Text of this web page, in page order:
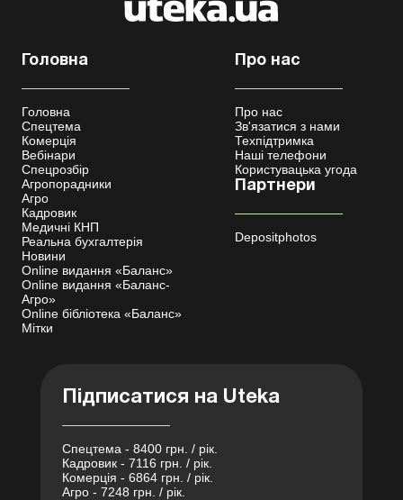
Головна
Головна
Спецтема
Комерція
Вебінари
Спецрозбір
Агропорадники
Агро
Кадровик
Медичні КНП
Реальна бухгалтерія
Новини
Online видання «Баланс»
Online видання «Баланс-
Агро»
Online бібліотека «Баланс»
Мітки
Про нас
Про нас
Зв'язатися з нами
Техпідтримка
Наші телефони
Користувацька угода
Партнери
Depositphotos
Підписатися на Uteka
Спецтема - 8400 грн. / рік.
Кадровик - 7116 грн. / рік.
Комерція - 6864 грн. / рік.
Агро - 7248 грн. / рік.